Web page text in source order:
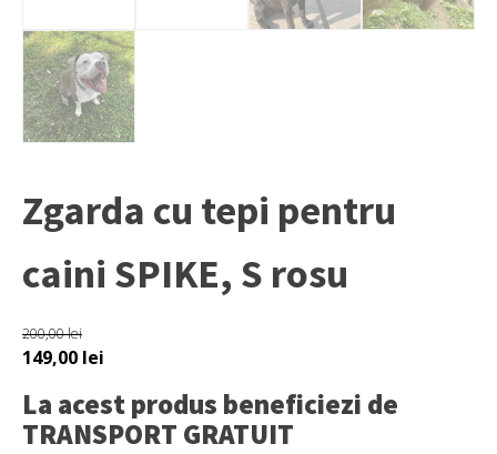
Zgarda cu tepi pentru
caini SPIKE, S rosu
200,00lei
Prețul
a
fost:
149,00 lei
este:
149,00 lei.
La acest produs beneficiezi de
TRANSPORT GRATUIT